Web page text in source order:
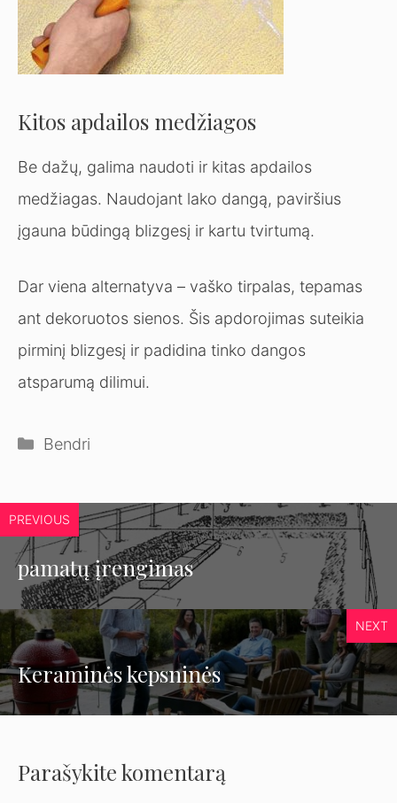
Kitos apdailos medžiagos
Be dažų, galima naudoti ir kitas apdailos
medžiagas. Naudojant lako dangą, paviršius
įgauna būdingą blizgesį ir kartu tvirtumą.
Dar viena alternatyva – vaško tirpalas, tepamas
ant dekoruotos sienos. Šis apdorojimas suteikia
pirminį blizgesį ir padidina tinko dangos
atsparumą dilimui.
Kategorijos
Bendri
PREVIOUS
pamatų įrengimas
NEXT
Keraminės kepsninės
Parašykite komentarą